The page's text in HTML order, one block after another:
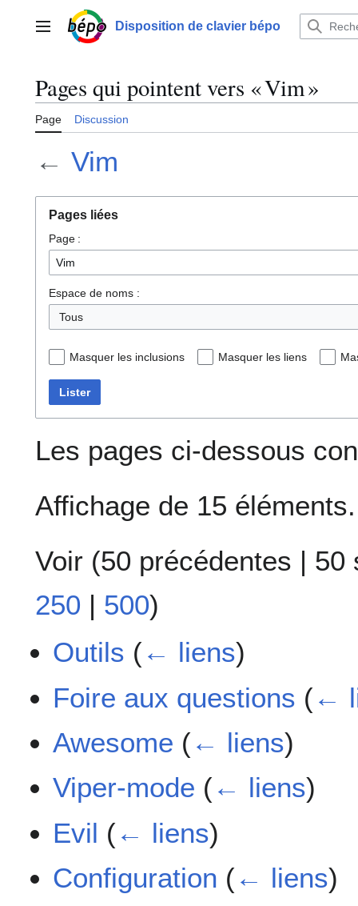
contenuMenu principalDisposition de clavier bépo
Pages qui pointent vers « Vim »
Page Discussion
← Vim
Pages liées
Page :
Espace de noms :
Tous
Masquer les inclusions Masquer les liens
Lister
Les pages ci-dessous
Affichage de 15 éléments.
Voir (50 précédentes | 50
250 | 500)
Outils (← liens)
Foire aux questions (←
Awesome (← liens)
Viper-mode (← liens)
Evil (← liens)
Configuration (← liens)